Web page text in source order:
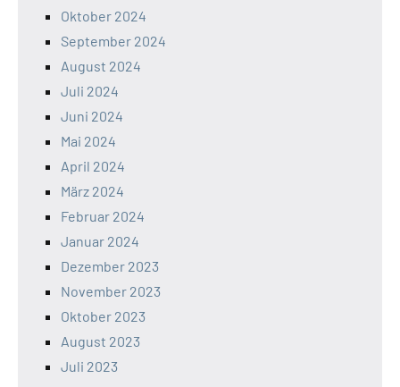
Oktober 2024
September 2024
August 2024
Juli 2024
Juni 2024
Mai 2024
April 2024
März 2024
Februar 2024
Januar 2024
Dezember 2023
November 2023
Oktober 2023
August 2023
Juli 2023